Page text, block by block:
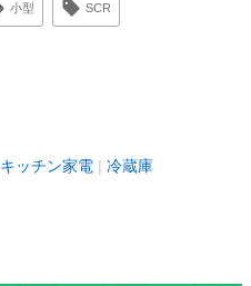
小型 SCR
キッチン家電 冷蔵庫